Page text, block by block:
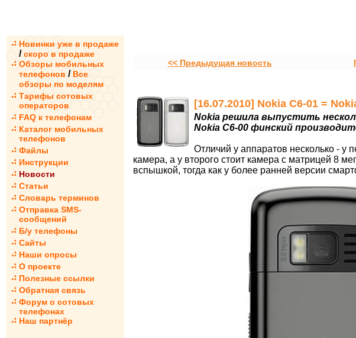
Новинки уже в продаже
/ скоро в продаже
Обзоры мобильных
телефонов / Все
обзоры по моделям
Тарифы сотовых
операторов
FAQ к телефонам
Каталог мобильных
телефонов
Файлы
Инструкции
Новости
Статьи
Словарь терминов
Отправка SMS-
сообщений
Б/у телефоны
Сайты
Наши опросы
О проекте
Полезные ссылки
Обратная связь
Форум о сотовых
телефонах
Наш партнёр
<< Предыдущая новость
[16.07.2010] Nokia C6-01 =
Nokia решила выпустить
Nokia C6-00 финский
Отличий у аппаратов несколько - у
камера, а у второго стоит камера с матрицей 8
вспышкой, тогда как у более ранней версии